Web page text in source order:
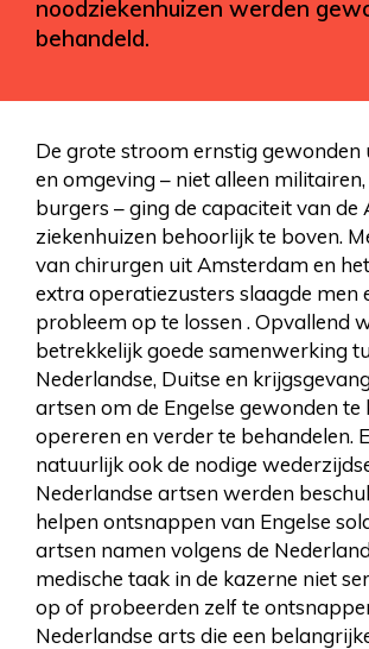
noodziekenhuizen werden
behandeld.
De grote stroom ernstig gewonden
en omgeving – niet alleen
burgers – ging de capaciteit van de
ziekenhuizen behoorlijk te boven.
van chirurgen uit Amsterdam en
extra operatiezusters slaagde men
probleem op te lossen . Opvallend
betrekkelijk goede samenwerking
Nederlandse, Duitse en
artsen om de Engelse gewonden te
opereren en verder te behandelen.
natuurlijk ook de nodige
Nederlandse artsen werden
helpen ontsnappen van Engelse
artsen namen volgens de
medische taak in de kazerne niet
op of probeerden zelf te
Nederlandse arts die een